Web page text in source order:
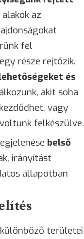
az
fel
része rejtőzik.
és
akit soha
vagy
felkészülve.
belső
irányítást
állapotban
területei